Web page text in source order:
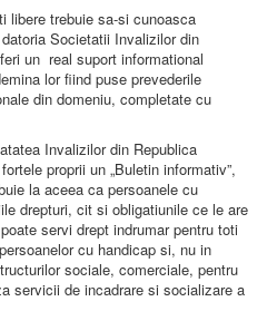
libere trebuie sa-si cunoasca
Societatii Invalizilor din
un real suport informational
lor fiind puse prevederile
din domeniu, completate cu
Invalizilor din Republica
proprii un „Buletin informativ”,
la aceea ca persoanele cu
drepturi, cit si obligatiunile ce le are
servi drept indrumar pentru toti
cu handicap si, nu in
sociale, comerciale, pentru
servicii de incadrare si socializare a